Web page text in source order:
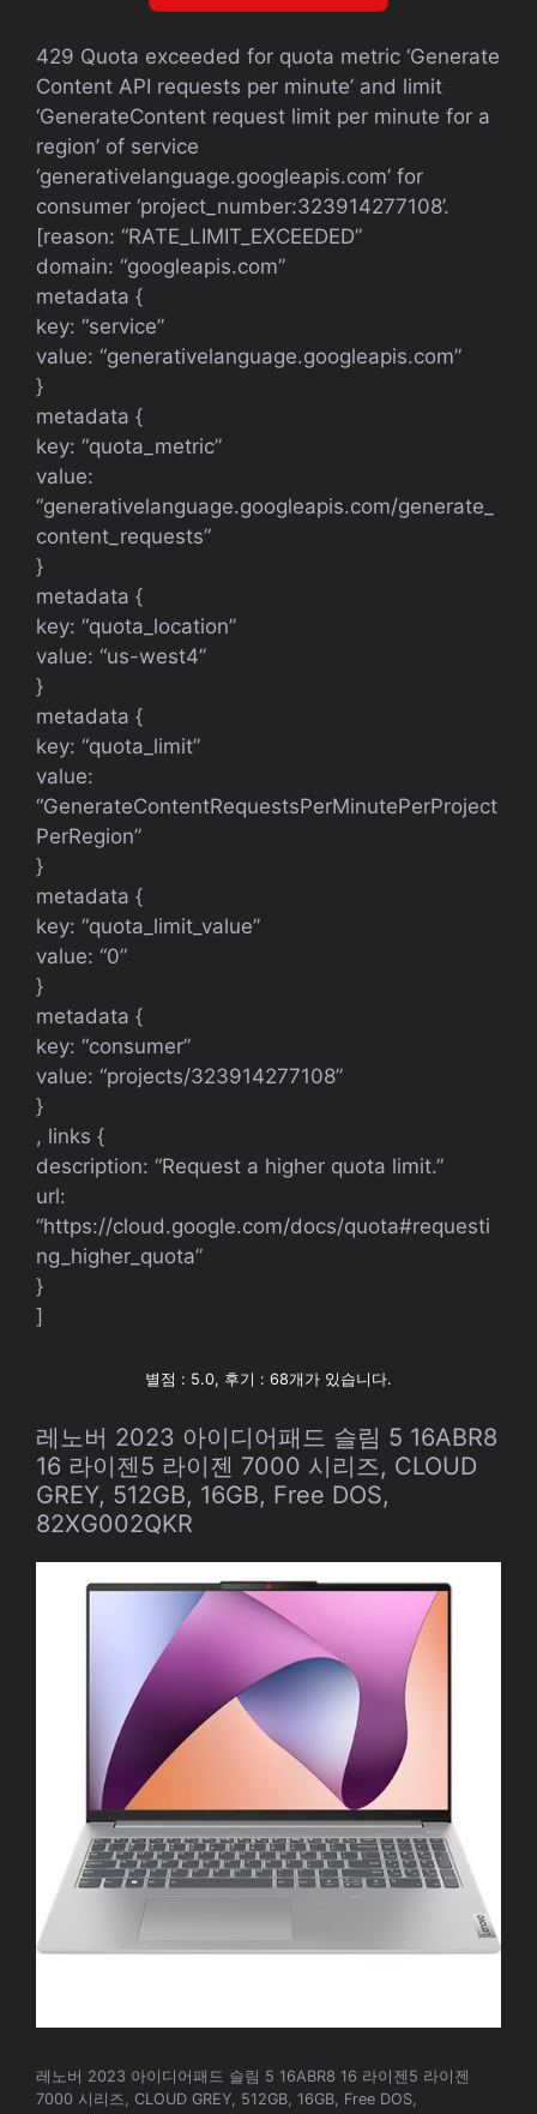
429 Quota exceeded for quota metric ‘Generate
Content API requests per minute’ and limit
‘GenerateContent request limit per minute for a
region’ of service
‘generativelanguage.googleapis.com’ for
consumer ‘project_number:323914277108’.
[reason: “RATE_LIMIT_EXCEEDED”
domain: “googleapis.com”
metadata {
key: “service”
value: “generativelanguage.googleapis.com”
}
metadata {
key: “quota_metric”
value:
“generativelanguage.googleapis.com/generate_
content_requests”
}
metadata {
key: “quota_location”
value: “us-west4”
}
metadata {
key: “quota_limit”
value:
“GenerateContentRequestsPerMinutePerProject
PerRegion”
}
metadata {
key: “quota_limit_value”
value: “0”
}
metadata {
key: “consumer”
value: “projects/323914277108”
}
, links {
description: “Request a higher quota limit.”
url:
“https://cloud.google.com/docs/quota#requesti
ng_higher_quota”
}
]
별점 : 5.0, 후기 : 68개가 있습니다.
레노버 2023 아이디어패드 슬림 5 16ABR8
16 라이젠5 라이젠 7000 시리즈, CLOUD
GREY, 512GB, 16GB, Free DOS,
82XG002QKR
레노버 2023 아이디어패드 슬림 5 16ABR8 16 라이젠5 라이젠
7000 시리즈, CLOUD GREY, 512GB, 16GB, Free DOS,